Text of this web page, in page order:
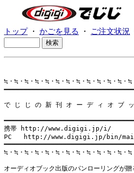
トップ・ かごを見る ・ ご注文状況
≒・≒・≒・≒・≒・≒・≒・≒・≒・≒・≒・≒・≒
で じ じ の 新 刊 オ ー デ ィ オ ブ ッ
携帯 http://www.digigi.jp/i/
PC   http://www.digigi.jp/bin/
≒・≒・≒・≒・≒・≒・≒・≒・≒・≒・≒・≒・≒
オーディオブック出版のパンローリングが贈